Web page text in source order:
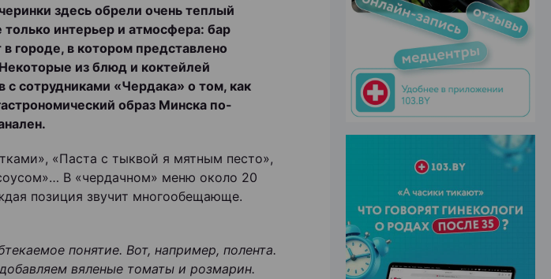
здесь обрели очень теплый
интерьер и атмосфера: бар
городе, в котором представлено
из блюд и коктейлей
с сотрудниками «Чердака» о том, как
образ Минска по-
«Паста с тыквой я мятным песто»,
В «чердачном» меню около 20
позиция звучит многообещающе.
понятие. Вот, например, полента.
вяленые томаты и розмарин.